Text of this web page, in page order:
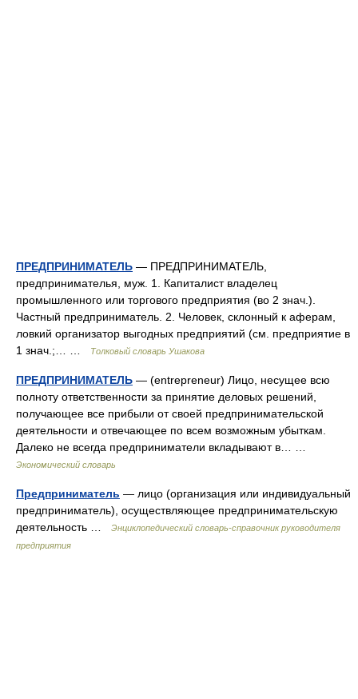
ПРЕДПРИНИМАТЕЛЬ — ПРЕДПРИНИМАТЕЛЬ,
предпринимателья, муж. 1. Капиталист владелец
промышленного или торгового предприятия (во 2 знач.).
Частный предприниматель. 2. Человек, склонный к аферам,
ловкий организатор выгодных предприятий (см. предприятие в
1 знач.;… …
Толковый словарь Ушакова
ПРЕДПРИНИМАТЕЛЬ — (entrepreneur) Лицо, несущее всю
полноту ответственности за принятие деловых решений,
получающее все прибыли от своей предпринимательской
деятельности и отвечающее по всем возможным убыткам.
Далеко не всегда предприниматели вкладывают в… …
Экономический словарь
Предприниматель — лицо (организация или индивидуальный
предприниматель), осуществляющее предпринимательскую
деятельность …
Энциклопедический словарь-справочник руководителя
предприятия